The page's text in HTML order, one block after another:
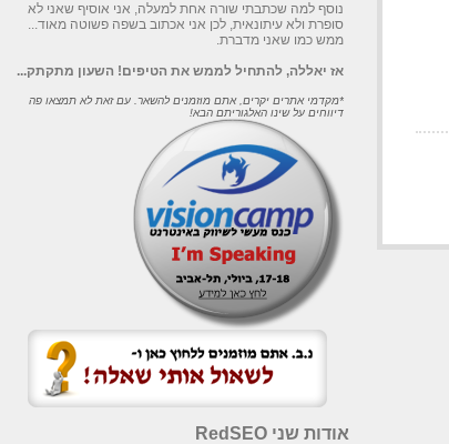
נוסף למה שכתבתי שורה אחת למעלה, אני אוסיף שאני לא
סופרת ולא עיתונאית, לכן אני אכתוב בשפה פשוטה מאוד...
ממש כמו שאני מדברת.
אז יאללה, להתחיל לממש את הטיפים! השעון מתקתק...
*מקדמי אתרים יקרים, אתם מוזמנים להשאר. עם זאת לא תמצאו פה
דיווחים על שינו האלגוריתם הבא!
אודות שני RedSEO